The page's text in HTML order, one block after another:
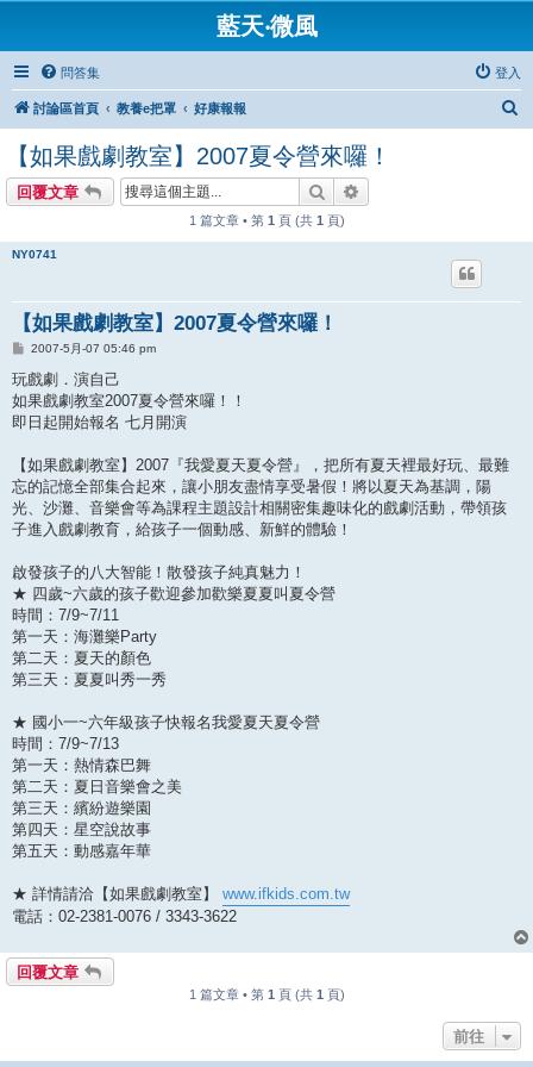
藍天‧微風
問答集 登入
討論區首頁 教養e把罩 好康報報
【如果戲劇教室】2007夏令營來囉！
回覆文章 搜尋
1 篇文章 • 第 1 頁 (共 1 頁)
NY0741
【如果戲劇教室】2007夏令營來囉！
文
2007-5月-07 05:46 pm
玩戲劇．演自己
如果戲劇教室2007夏令營來囉！！
即日起開始報名 七月開演
【如果戲劇教室】2007『我愛夏天夏令營』，把所有夏天裡最好玩、最難
忘的記憶全部集合起來，讓小朋友盡情享受暑假！將以夏天為基調，陽
光、沙灘、音樂會等為課程主題設計相關密集趣味化的戲劇活動，帶領孩
子進入戲劇教育，給孩子一個動感、新鮮的體驗！
啟發孩子的八大智能！散發孩子純真魅力！
★ 四歲~六歲的孩子歡迎參加歡樂夏夏叫夏令營
時間：7/9~7/11
第一天：海灘樂Party
第二天：夏天的顏色
第三天：夏夏叫秀一秀
★ 國小一~六年級孩子快報名我愛夏天夏令營
時間：7/9~7/13
第一天：熱情森巴舞
第二天：夏日音樂會之美
第三天：繽紛遊樂園
第四天：星空說故事
第五天：動感嘉年華
★ 詳情請洽【如果戲劇教室】 www.ifkids.com.tw
電話：02-2381-0076 / 3343-3622
回覆文章
1 篇文章 • 第 1 頁 (共 1 頁)
前往